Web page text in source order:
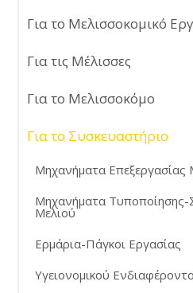
Για το Μελισσοκομικό
Για τις Μέλισσες
Για το Μελισσοκόμο
Για το Συσκευαστήριο
Μηχανήματα Επεξεργασίας
Μηχανήματα Τυποποίησης-
Μελιού
Ερμάρια-Πάγκοι Εργασίας
Υγειονομικού